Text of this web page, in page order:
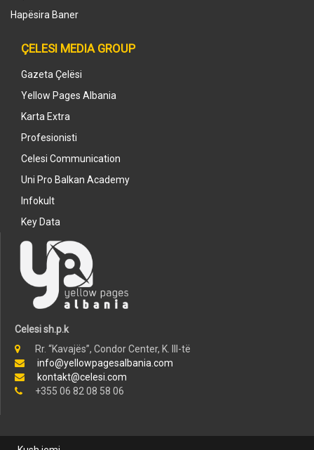
Hapësira Baner
ÇELESI MEDIA GROUP
Gazeta Çelësi
Yellow Pages Albania
Karta Extra
Profesionisti
Celesi Communication
Uni Pro Balkan Academy
Infokult
Key Data
Celesi sh.p.k
Rr. “Kavajës”, Condor Center, K. III-të
info@yellowpagesalbania.com
kontakt@celesi.com
+355 06 82 08 58 06